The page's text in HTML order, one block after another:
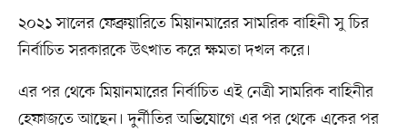
২০২১ সালের ফেব্রুয়ারিতে মিয়ানমারের সামরিক বাহিনী সু চির
নির্বাচিত সরকারকে উৎখাত করে ক্ষমতা দখল করে।
এর পর থেকে মিয়ানমারের নির্বাচিত এই নেত্রী সামরিক বাহিনীর
হেফাজতে আছেন। দুর্নীতির অভিযোগে এর পর থেকে একের পর